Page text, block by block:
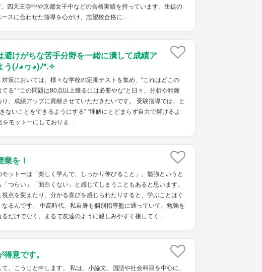
四天王寺中や京都女子中などの合格実績を持っています。生徒の
スに合わせた指導を心がけ、志望校合格に...
避けがちな苦手分野を一緒に潰して成績ア
う(⁠ﾉ⁠◕⁠ヮ⁠◕⁠)⁠ﾉ⁠*⁠.⁠✧
対策においては、様々な学校の定期テストを集め、“これはどこの
る” “この問題は80点以上獲るには必要やな”と日々、分析や精錬
り、成績アップに貢献させていただきたいです。 受験指導では、と
ないことをできるようにする” “理解にとどまらず自力で解けるよ
をモットーにしておりま...
業を！
モットーは「楽しく学んで、しっかり伸びること」。勉強というと
「つらい」「面白くない」と感じてしまうこともあると思います。
視点を変えたり、分かる喜びを感じられたりすると、学ぶことはぐ
なるんです。 中高時代、私自身も個別指導塾に通っていて、勉強を
るだけでなく、まるで友達のように親しみやすく接してく...
得意です。
、こうじと申します。 私は、小論文、国語や社会科目を中心に、